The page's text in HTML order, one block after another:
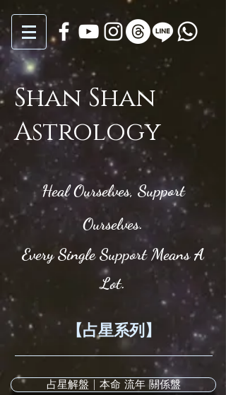
Shan Shan
Astrology
Heal Ourselves, Support
Ourselves.
Every Single Support Means A
Lot.
【​占星系列】
​占星解盤 | 本命 流年 關係盤